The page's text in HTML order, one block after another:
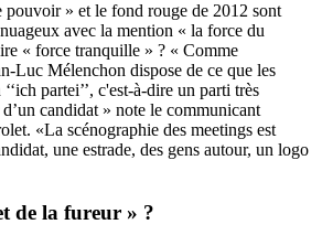
pouvoir » et le fond rouge de 2012 sont
avec la mention « la force du
« force tranquille » ? « Comme
Luc Mélenchon dispose de ce que les
partei’’, c'est-à-dire un parti très
candidat » note le communicant
«La scénographie des meetings est
une estrade, des gens autour, un logo
de la fureur » ?